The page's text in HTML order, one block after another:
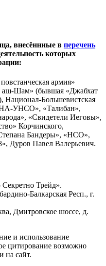
внесённные в перечень
которых
армия»
Шам» (бывшая «Джабхат
Национал-Большевистская
УНСО», «Талибан»,
«Свидетели Иеговы»,
Корчинского,
Бандеры», «НСО»,
Дуров Павел Валерьевич.
Трейд».
Балкарская Респ., г.
Дмитровское шоссе, д.
и использование
цитирование возможно
на сайт.